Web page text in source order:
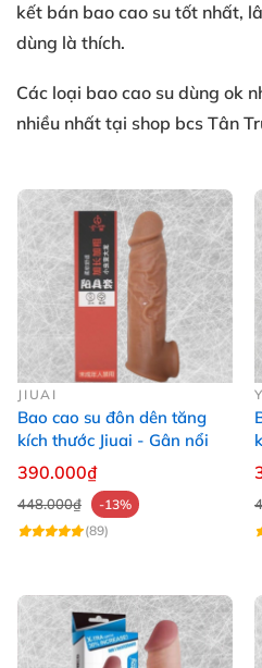
kết bán bao cao su tốt nhất,
dùng là thích.
Các loại bao cao su dùng ok
nhiều nhất tại shop bcs Tân
JIUAI
Bao cao su đôn dên tăng
kích thước Jiuai - Gân nổi
390.000₫
448.000₫
-13%
(89)